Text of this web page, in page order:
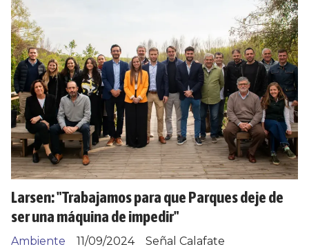
Larsen: "Trabajamos para que Parques deje de
ser una máquina de impedir"
Señal Calafate
Ambiente
11/09/2024